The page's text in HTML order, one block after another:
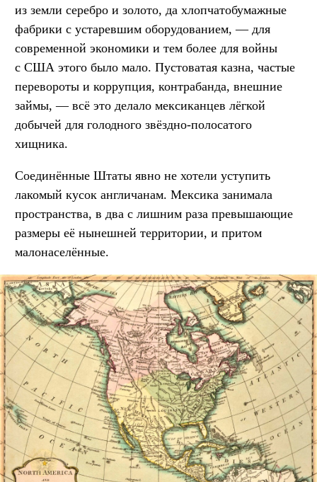
из земли серебро и золото, да хлопчатобумажные
фабрики с устаревшим оборудованием, — для
современной экономики и тем более для войны
с США этого было мало. Пустоватая казна, частые
перевороты и коррупция, контрабанда, внешние
займы, — всё это делало мексиканцев лёгкой
добычей для голодного звёздно-полосатого
хищника.
Соединённые Штаты явно не хотели уступить
лакомый кусок англичанам. Мексика занимала
пространства, в два с лишним раза превышающие
размеры её нынешней территории, и притом
малонаселённые.